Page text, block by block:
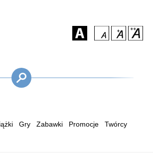
Gry Zabawki Promocje Twórcy